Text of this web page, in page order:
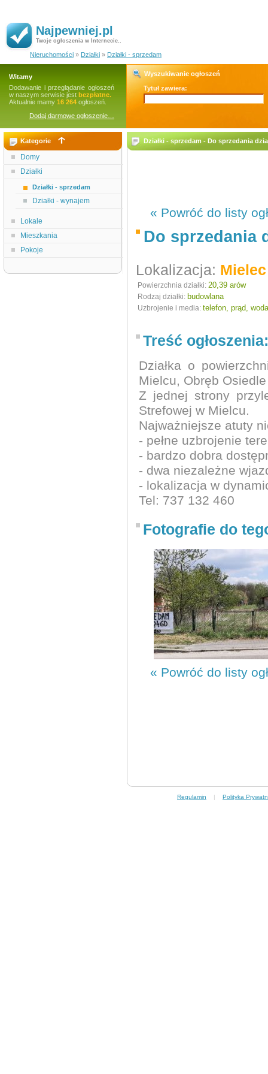
Najpewniej.pl
Twoje ogłoszenia w Internecie..
Nieruchomości » Działki » Działki - sprzedam
Witamy
Dodawanie i przeglądanie ogłoszeń
w naszym serwisie jest bezpłatne.
Aktualnie mamy 16 264 ogłoszeń.
Dodaj darmowe ogłoszenie…
Wyszukiwanie ogłoszeń
Tytuł zawiera:
Kategorie
Domy
Działki
Działki - sprzedam
Działki - wynajem
Lokale
Mieszkania
Pokoje
Działki - sprzedam - Do sprzedania
« Powróć do listy
Do sprzedania
Lokalizacja:
Powierzchnia działki: 20,39 arów
Rodzaj działki: budowlana
Uzbrojenie i media: telefon, prąd,
Treść ogłoszenia:
Działka o
Mielcu, Obręb
Z jednej strony
Strefowej w Mielcu.
Najważniejsze atuty
- pełne uzbrojenie
- bardzo dobra
- dwa niezależne
- lokalizacja w
Tel: 737 132 460
Fotografie do
« Powróć do listy
Regulamin | Polityka